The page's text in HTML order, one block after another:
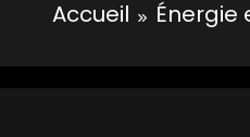
Accueil Énergie